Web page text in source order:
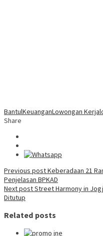
BantulKeuanganLowongan Kerja
Share
Post
navigation
Previous postKeberadaan 21
Penjelasan BPKAD
Next postStreet Harmony in
Ditutup
Related posts